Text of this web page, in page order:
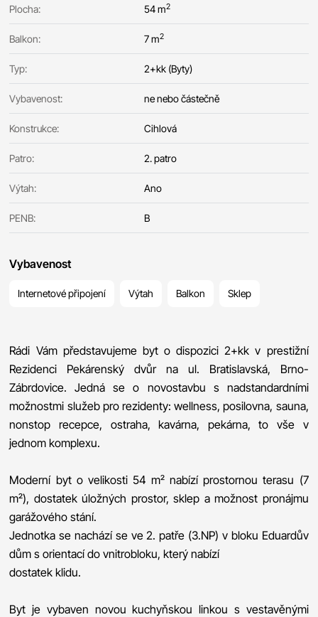
Plocha: 54 m2
Balkon: 7 m2
Typ: 2+kk (Byty)
Vybavenost: ne nebo částečně
Konstrukce: Cihlová
Patro: 2. patro
Výtah: Ano
PENB: B
Vybavenost
Internetové připojení Výtah Balkon Sklep
Rádi Vám představujeme byt o dispozici 2+kk v prestižní
Rezidenci Pekárenský dvůr na ul. Bratislavská, Brno-
Zábrdovice. Jedná se o novostavbu s nadstandardními
možnostmi služeb pro rezidenty: wellness, posilovna, sauna,
nonstop recepce, ostraha, kavárna, pekárna, to vše v
jednom komplexu.
Moderní byt o velikosti 54 m² nabízí prostornou terasu (7
m²), dostatek úložných prostor, sklep a možnost pronájmu
garážového stání.
Jednotka se nachází se ve 2. patře (3.NP) v bloku Eduardův
dům s orientací do vnitrobloku, který nabízí
dostatek klidu.
Byt je vybaven novou kuchyňskou linkou s vestavěnými